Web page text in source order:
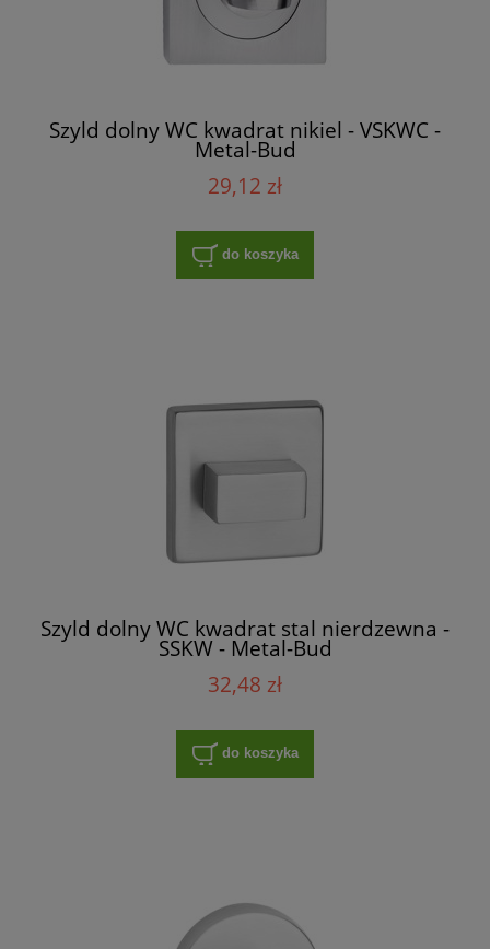
Szyld dolny WC kwadrat nikiel - VSKWC -
Metal-Bud
29,12 zł
do koszyka
Szyld dolny WC kwadrat stal nierdzewna -
SSKW - Metal-Bud
32,48 zł
do koszyka